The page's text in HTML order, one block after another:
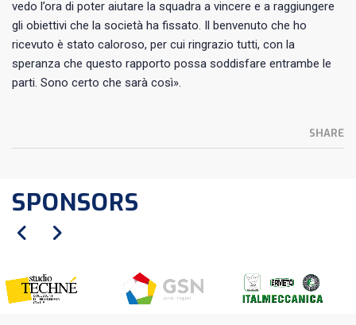
vedo l’ora di poter aiutare la squadra a vincere e a raggiungere
gli obiettivi che la società ha fissato. Il benvenuto che ho
ricevuto è stato caloroso, per cui ringrazio tutti, con la
speranza che questo rapporto possa soddisfare entrambe le
parti. Sono certo che sarà così».
SHARE
SPONSORS